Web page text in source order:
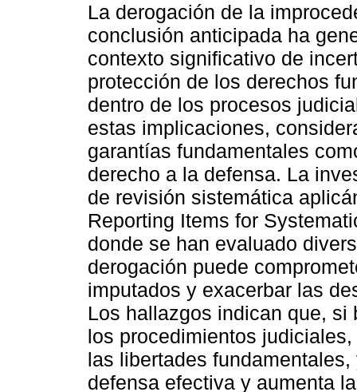
La derogación de la
conclusión anticipada ha
contexto significativo de
protección de los derechos
dentro de los procesos
estas implicaciones,
garantías fundamentales
derecho a la defensa. La
de revisión sistemática
Reporting Items for
donde se han evaluado
derogación puede
imputados y exacerbar las
Los hallazgos indican que,
los procedimientos
las libertades
defensa efectiva y aumenta